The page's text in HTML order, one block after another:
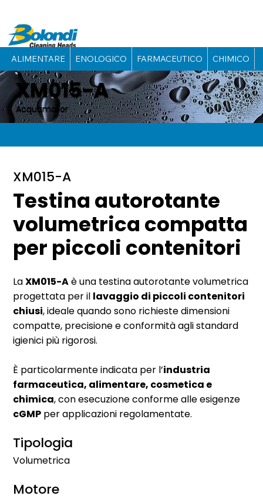
ALIMENTARE ENOLOGICO FARMACEUTICO CHIMICO
XM015-A
Acquamotor
XM015-A
Testina autorotante
volumetrica compatta
per piccoli contenitori
LaXM015-Aè una testina autorotante volumetrica
progettata per il lavaggio di piccoli contenitori
chiusi, ideale quando sono richieste dimensioni
compatte, precisione e conformità agli standard
igienici più rigorosi.
È particolarmente indicata per l’industria
farmaceutica, alimentare, cosmetica e
chimica, con esecuzione conforme alle esigenze
cGMP per applicazioni regolamentate.
Tipologia
Volumetrica
Motore